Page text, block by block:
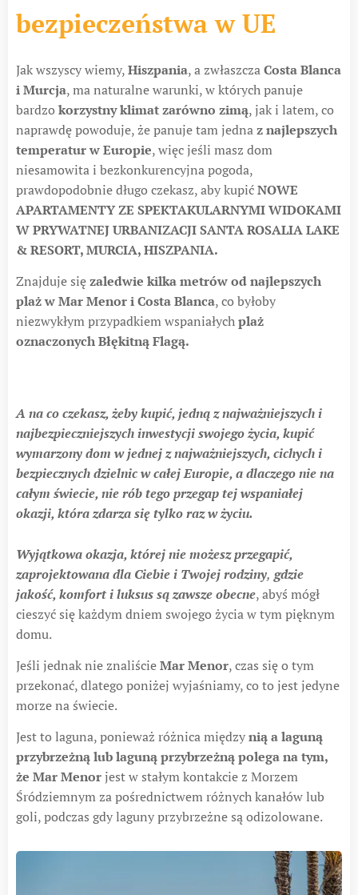
bezpieczeństwa w UE
Jak wszyscy wiemy,Hiszpania, a zwłaszczaCosta Blanca
i Murcja, ma naturalne warunki, w których panuje
bardzo korzystny klimat zarówno zimą, jak i latem, co
naprawdę powoduje, że panuje tam jednaz najlepszych
temperatur w Europie, więc jeśli masz dom
niesamowita i bezkonkurencyjna pogoda,
prawdopodobnie długo czekasz, aby kupićNOWE
APARTAMENTY ZE SPEKTAKULARNYMI WIDOKAMI
W PRYWATNEJ URBANIZACJI SANTA ROSALIA LAKE
& RESORT, MURCIA, HISZPANIA.
Znajduje sięzaledwie kilka metrów od najlepszych
plaż w Mar Menor i Costa Blanca, co byłoby
niezwykłym przypadkiem wspaniałychplaż
oznaczonych Błękitną Flagą.
A na co czekasz, żeby kupić, jedną z najważniejszych i
najbezpieczniejszych inwestycji swojego życia, kupić
wymarzony dom w jednej z najważniejszych, cichych i
bezpiecznych dzielnic w całej Europie, a dlaczego nie na
całym świecie, nie rób tego przegap tej wspaniałej
okazji, która zdarza się tylko raz w życiu.
Wyjątkowa okazja, której nie możesz przegapić,
zaprojektowana dla Ciebie i Twojej rodziny, gdzie
jakość, komfort i luksus są zawsze obecne, abyś mógł
cieszyć się każdym dniem swojego życia w tym pięknym
domu.
Jeśli jednak nie znaliścieMar Menor, czas się o tym
przekonać, dlatego poniżej wyjaśniamy, co to jest jedyne
morze na świecie.
Jest to laguna, ponieważ różnica międzynią a laguną
przybrzeżną lub laguną przybrzeżną polega na tym,
że Mar Menorjest w stałym kontakcie z Morzem
Śródziemnym za pośrednictwem różnych kanałów lub
goli, podczas gdy laguny przybrzeżne są odizolowane.